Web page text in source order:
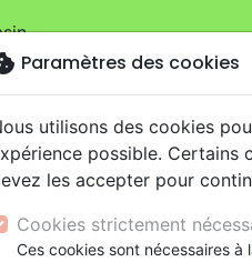
sur la boutiqueLa
Paramètres des cookies
utilisons des cookies
possible. Certains
les accepter pour
Cookies strictement
Ces cookies sont nécessaires